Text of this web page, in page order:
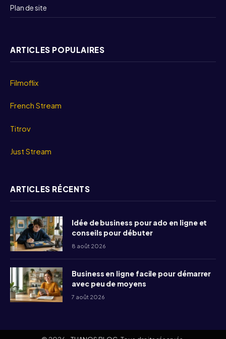
Plan de site
ARTICLES POPULAIRES
Filmoflix
French Stream
Titrov
Just Stream
ARTICLES RÉCENTS
Idée de business pour ado en ligne et
conseils pour débuter
8 août 2026
Business en ligne facile pour démarrer
avec peu de moyens
7 août 2026